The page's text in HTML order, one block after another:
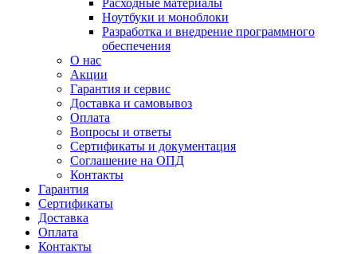
Расходные материалы
Ноутбуки и моноблоки
Разработка и внедрение программного
обеспечения
О нас
Акции
Гарантия и сервис
Доставка и самовывоз
Оплата
Вопросы и ответы
Сертификаты и документация
Соглашение на ОПД
Контакты
Гарантия
Сертификаты
Доставка
Оплата
Контакты